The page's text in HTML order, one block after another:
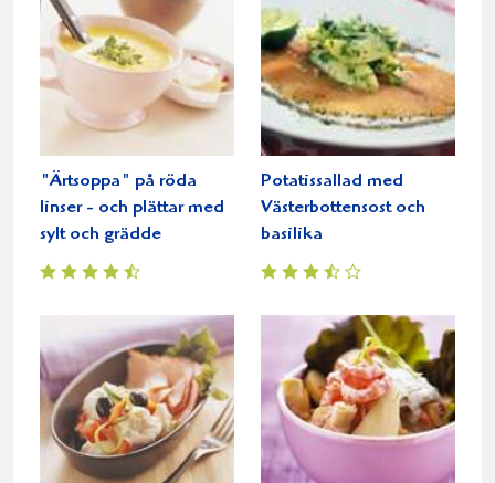
"Ärtsoppa" på röda
linser - och plättar med
sylt och grädde
Potatissallad med
Västerbottensost och
basilika